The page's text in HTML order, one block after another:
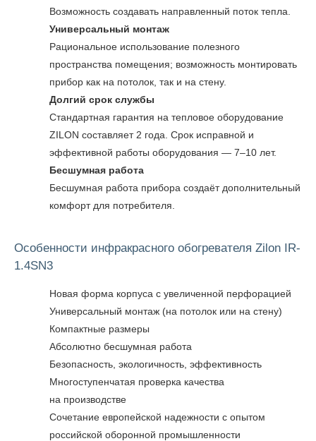
Возможность создавать направленный поток тепла.
Универсальный монтаж
Рациональное использование полезного
пространства помещения; возможность монтировать
прибор как на потолок, так и на стену.
Долгий срок службы​
Стандартная гарантия на тепловое оборудование
ZILON составляет 2 года. Срок исправной и
эффективной работы оборудования — 7–10 лет.
Бесшумная работа
Бесшумная работа прибора создаёт дополнительный
комфорт для потребителя.
Особенности инфракрасного обогревателя Zilon IR-
1.4SN3
Новая форма корпуса с увеличенной перфорацией
Универсальный монтаж (на потолок или на стену)
Компактные размеры
Абсолютно бесшумная работа
Безопасность, экологичность, эффективность
Многоступенчатая проверка качества
на производстве
Сочетание европейской надежности с опытом
российской оборонной промышленности